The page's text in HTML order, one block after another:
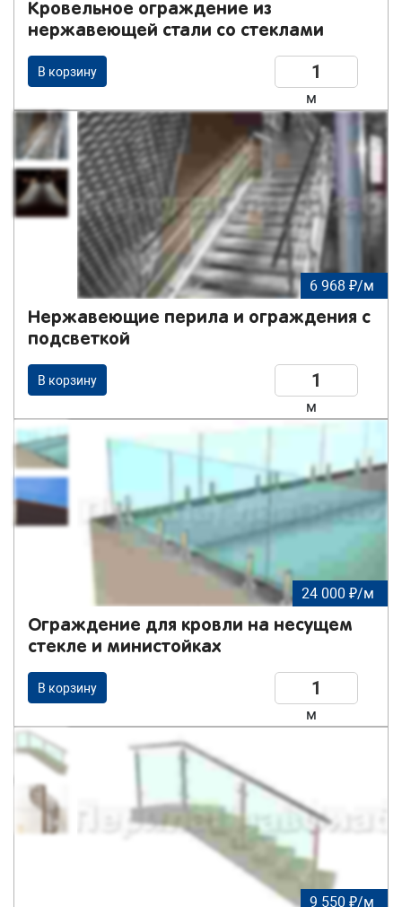
Кровельное ограждение из
нержавеющей стали со стеклами
В корзину
м
6 968 ₽/м
Нержавеющие перила и ограждения с
подсветкой
В корзину
м
24 000 ₽/м
Ограждение для кровли на несущем
стекле и министойках
В корзину
м
9 550 ₽/м